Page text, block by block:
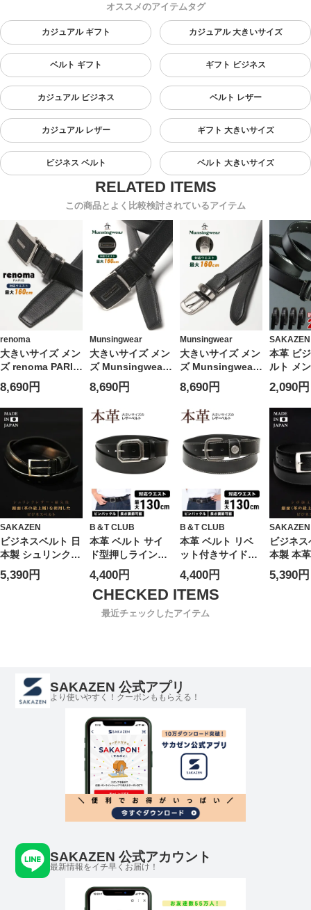
オススメのアイテムタグ
カジュアル ギフト カジュアル 大きいサイズ
ベルト ギフト ギフト ビジネス
カジュアル ビジネス ベルト レザー
カジュアル レザー ギフト 大きいサイズ
ビジネス ベルト ベルト 大きいサイズ
この商品とよく比較検討されているアイテム
renoma
大きいサイズ メン
ズ renoma PARIS
(レノマ パリス）
本革 牛革 レザー
角FITバックル ス
ーパーロング ベル
ントギフト】
8,690円
Munsingwear
大きいサイズ メン
ズ Munsingwear
(マンシングウェ
ア） 本革 牛革 レ
ル スーパーロング
ベルト【父の日 プ
レゼントギフト】
8,690円
Munsingwear
大きいサイズ メン
ズ Munsingwear
(マンシングウェ
ア） 本革 牛革 レ
スーパーロング ベ
ルト【父の日 プレ
ゼントギフト】
8,690円
SAKAZEN
本革 ビ
ルト メ
ネス 紳
ザー フ
2,090円
SAKAZEN
ビジネスベルト 日
本製 シュリンクレ
ザー ピンバックル
レザー ギフト プ
5,390円
B＆T CLUB
本革 ベルト サイ
ド型押しラインベ
ルト レザーベルト
カジュアル 大きい
サイズ メンズ
4,400円
B＆T CLUB
本革 ベルト リベ
ット付きサイドス
テッチ レザーベル
ト カジュアル 大
きいサイズ メンズ
4,400円
SAKAZEN
ビジネ
本製 本
工 ピン
レザー
5,390円
最近チェックしたアイテム
SAKAZEN 公式アプリ
より使いやすく！クーポンももらえる！
SAKAZEN 公式アカウント
最新情報をイチ早くお届け！